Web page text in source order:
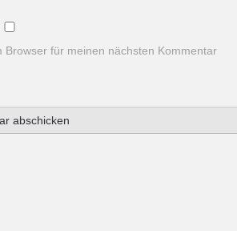
für meinen nächsten Kommentar